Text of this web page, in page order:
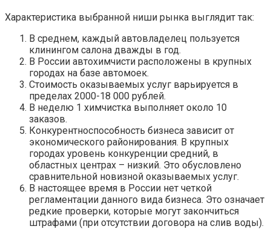
Характеристика выбранной ниши рынка выглядит так:
В среднем, каждый автовладелец пользуется
клинингом салона дважды в год.
В России автохимчисти расположены в крупных
городах на базе автомоек.
Стоимость оказываемых услуг варьируется в
пределах 2000-18 000 рублей.
В неделю 1 химчистка выполняет около 10
заказов.
Конкурентноспособность бизнеса зависит от
экономического районирования. В крупных
городах уровень конкуренции средний, в
областных центрах – низкий. Это обусловлено
сравнительной новизной оказываемых услуг.
В настоящее время в России нет четкой
регламентации данного вида бизнеса. Это означает
редкие проверки, которые могут закончиться
штрафами (при отсутствии договора на слив воды).